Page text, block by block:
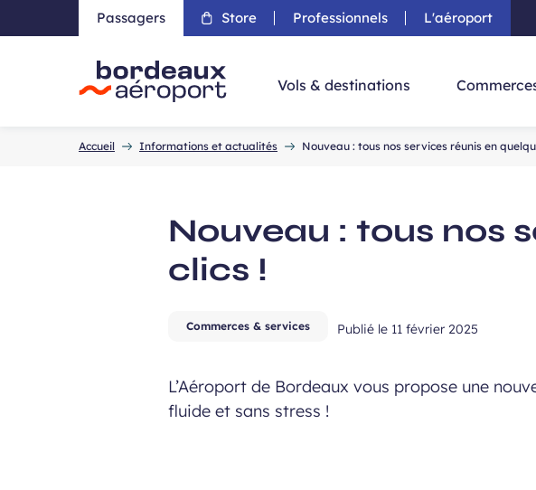
Aller au contenu principal
Passagers Store Professionnels L'aéroport
Vols & destinations
Accueil Informations et actualités Nouveau : tous nos services réunis en
Nouveau : tous nos
clics !
Commerces & services Publié le 11 février 2025
L’Aéroport de Bordeaux vous propose une
fluide et sans stress !